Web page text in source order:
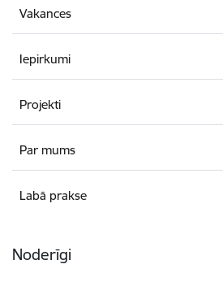
Vakances
Iepirkumi
Projekti
Par mums
Labā prakse
Noderīgi